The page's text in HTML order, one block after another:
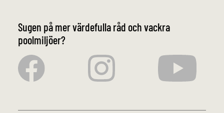
Sugen på mer värdefulla råd och vackra
poolmiljöer?